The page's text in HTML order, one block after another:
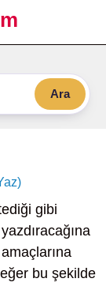
Ara
gibi
bu şekilde